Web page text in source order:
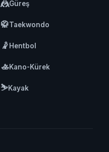
🤼Güreş
🥋Taekwondo
🤾 Hentbol
🚣Kano-Kürek
⛷️Kayak